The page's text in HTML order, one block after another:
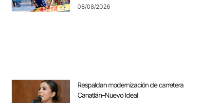
08/08/2026
Respaldan modernización de carretera
Canatlán–Nuevo Ideal